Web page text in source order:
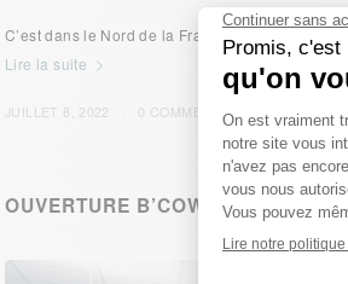
C’est dans le Nord de la France que
Lire la suite
JUILLET 8, 2022 0 COMMENTAIRES PAR
OUVERTURE B’COWORKER